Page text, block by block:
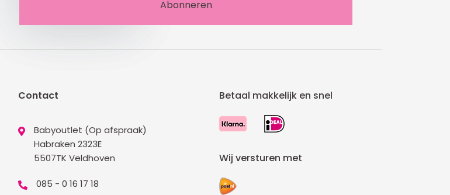
Contact
Babyoutlet (Op afspraak)
Habraken 2323E
5507TK Veldhoven
085 - 0 16 17 18
Betaal makkelijk en snel
Wij versturen met